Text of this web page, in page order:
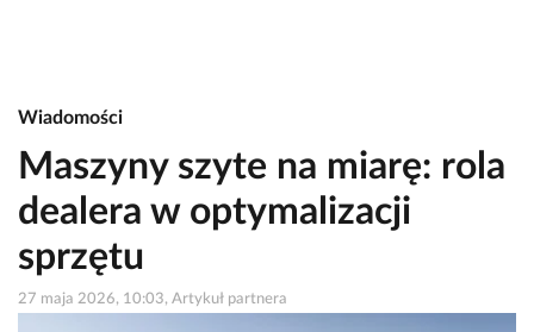
Wiadomości
Maszyny szyte na miarę: rola
dealera w optymalizacji
sprzętu
27 maja 2026, 10:03, Artykuł partnera